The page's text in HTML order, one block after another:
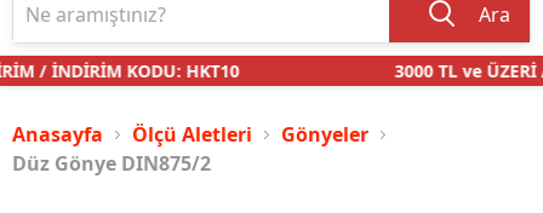
Ara
/ İNDİRİM KODU: HKT10 3000 TL ve ÜZERİ
Anasayfa Ölçü Aletleri
Gönyeler
Düz Gönye DIN875/2